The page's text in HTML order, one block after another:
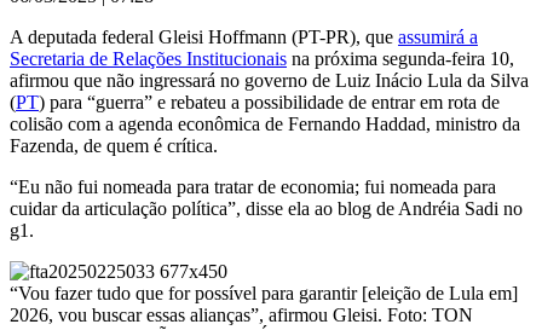
A deputada federal Gleisi Hoffmann (PT-PR), que assumirá a
Secretaria de Relações Institucionais na próxima segunda-feira 10,
afirmou que não ingressará no governo de Luiz Inácio Lula da Silva
(PT) para “guerra” e rebateu a possibilidade de entrar em rota de
colisão com a agenda econômica de Fernando Haddad, ministro da
Fazenda, de quem é crítica.
“Eu não fui nomeada para tratar de economia; fui nomeada para
cuidar da articulação política”, disse ela ao blog de Andréia Sadi no
g1.
“Vou fazer tudo que for possível para garantir [eleição de Lula em]
2026, vou buscar essas alianças”, afirmou Gleisi. Foto: TON